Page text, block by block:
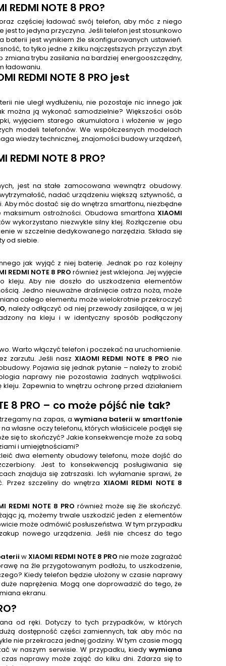
REDMI NOTE 8 PRO?
częściej ładować swój telefon, aby móc z niego
to jedyna przyczyna. Jeśli telefon jest stosunkowo
baterii jest wynikiem źle skonfigurowanych ustawień.
to tylko jedne z kilku najczęstszych przyczyn zbyt
zmiana trybu zasilania na bardziej energooszczędny,
ładowaniu.
NOTE 8 PRO jest
nie uległ wydłużeniu, nie pozostaje nic innego jak
można ją wykonać samodzielnie? Większości osób
wyjęciem starego akumulatora i włożenie w jego
modeli telefonów. We współczesnych modelach
wiedzy technicznej, znajomości budowy urządzeń,
REDMI NOTE 8 PRO?
jest na stałe zamocowana wewnątrz obudowy.
nadać urządzeniu większą sztywność, a
móc dostać się do wnętrza smartfonu, niezbędne
ostrożności. Obudowa smartfona XIAOMI
wykorzystano niezwykle silny klej. Rozłączenie obu
w szczelnie dedykowanego narzędzia. Składa się
od siebie.
jak wyjąć z niej baterię. Jednak po raz kolejny
REDMI NOTE 8 PRO również jest wklejona. Jej wyjęcie
Aby nie doszło do uszkodzenia elementów
Jedno nieuważne draśnięcie ostrza noża, może
całego elementu może wielokrotnie przekroczyć
, należy odłączyć od niej przewody zasilające, a w jej
na kleju i w identyczny sposób podłączony
Warto włączyć telefon i poczekać na uruchomienie.
zarzutu. Jeśli nasz XIAOMI REDMI NOTE 8 PRO nie
Pojawia się jednak pytanie – należy to zrobić
naprawy nie pozostawia żadnych wątpliwości.
Zapewnia to wnętrzu ochronę przed działaniem
8 PRO – co może pójść nie tak?
na zapas, a wymiana baterii w smartfonie
własne oczy telefonu, których właśicicele podjęli się
się to skończyć? Jakie konsekwencje może za sobą
i umiejętnościami?
dwa elementy obudowy telefonu, może dojść do
Jest to konsekwencją posługiwania się
znajduja się zatrszaski. Ich wyłamanie sprawi, że
Przez szczeliny do wnętrza XIAOMI REDMI NOTE 8
REDMI NOTE 8 PRO również może się źle skończyć.
ją, możemy trwale uszkodzić jeden z elementów
może odmówić posłuszeństwa. W tym przypadku
nowego urządzenia. Jeśli nie chcesz do tego
wXIAOMI REDMI NOTE 8 PRO nie może zagrażać
na źle przygotowanym podłożu, to uszkodzenie,
Kiedy telefon będzie ułożony w czasie naprawy
naprężenia. Mogą one doprowadzić do tego, że
ekranu.
?
od ręki. Dotyczy to tych przypadków, w których
dostępność części zamiennych, tak aby móc na
nie przekracza jednej godziny. W tym czasie mogą
w naszym serwisie. W przypadku, kiedy wymiana
naprawy może zająć do kilku dni. Zdarza się to